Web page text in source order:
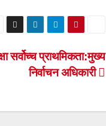
सर्वोच्च प्राथमिकता:मुख्य
निर्वाचन अधिकारी